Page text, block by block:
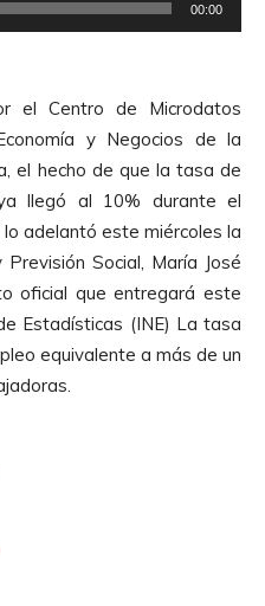
00:00
el Centro de Microdatos
y Negocios de la
el hecho de que la tasa de
llegó al 10% durante el
adelantó este miércoles la
Social, María José
oficial que entregará este
Estadísticas (INE) La tasa
equivalente a más de un